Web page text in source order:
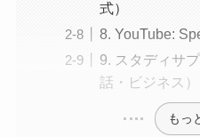
式）
8. YouTube:
9. スタディサ
話・ビジネス）
もっ